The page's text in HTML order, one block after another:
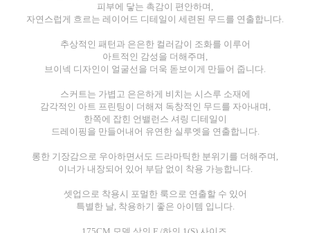
피부에 닿는 촉감이 편안하며,
자연스럽게 흐르는 레이어드 디테일이 세련된 무드를 연출합니다.
추상적인 패턴과 은은한 컬러감이 조화를 이루어
아트적인 감성을 더해주며,
브이넥 디자인이 얼굴선을 더욱 돋보이게 만들어 줍니다.
스커트는 가볍고 은은하게 비치는 시스루 소재에
감각적인 아트 프린팅이 더해져 독창적인 무드를 자아내며,
한쪽에 잡힌 언밸런스 셔링 디테일이
드레이핑을 만들어내어 유연한 실루엣을 연출합니다.
롱한 기장감으로 우아하면서도 드라마틱한 분위기를 더해주며,
이너가 내장되어 있어 부담 없이 착용 가능합니다.
셋업으로 착용시 포멀한 룩으로 연출할 수 있어
특별한 날, 착용하기 좋은 아이템 입니다.